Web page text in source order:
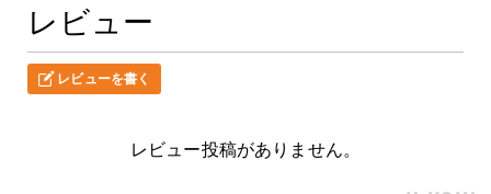
レビュー
レビューを書く
レビュー投稿がありません。